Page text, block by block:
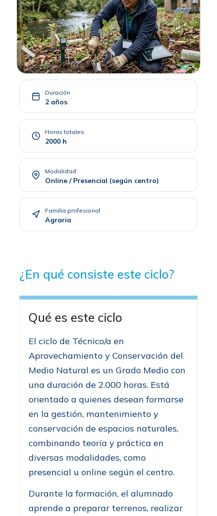
Duración
2 años
Horas totales
2000 h
Modalidad
Online / Presencial (según centro)
Familia profesional
Agraria
¿En qué consiste este ciclo?
Qué es este ciclo
El ciclo de Técnico/a en
Aprovechamiento y Conservación del
Medio Natural es un Grado Medio con
una duración de 2.000 horas. Está
orientado a quienes desean formarse
en la gestión, mantenimiento y
conservación de espacios naturales,
combinando teoría y práctica en
diversas modalidades, como
presencial u online según el centro.
Durante la formación, el alumnado
aprende a preparar terrenos, realizar